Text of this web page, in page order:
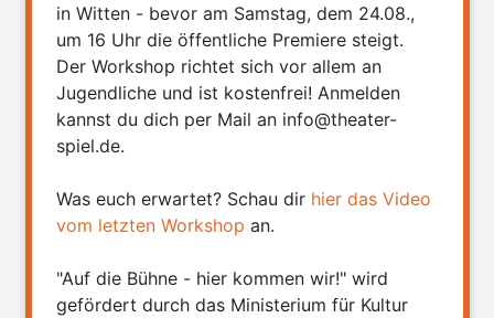
in Witten - bevor am Samstag, dem 24.08.,
um 16 Uhr die öffentliche Premiere steigt.
Der Workshop richtet sich vor allem an
Jugendliche und ist kostenfrei! Anmelden
kannst du dich per Mail an info@theater-
spiel.de.
Was euch erwartet? Schau dir hier das Video
vom letzten Workshop an.
"Auf die Bühne - hier kommen wir!" wird
gefördert durch das Ministerium für Kultur